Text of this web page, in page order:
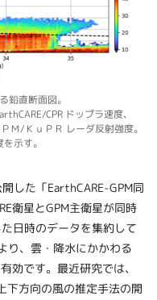
鉛直断面図。
CPR ドップラ速度、
Ｍ/ＫｕＰＲ レーダ反射強度。
示す。
した「EarthCARE-GPM同
衛星とGPM主衛星が同時
日時のデータを集約して
り、雲・降水にかかわる
効です。最近研究では、
下方向の風の推定手法の開